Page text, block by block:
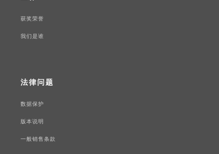
获奖荣誉
我们是谁
法律问题
数据保护
版本说明
一般销售条款